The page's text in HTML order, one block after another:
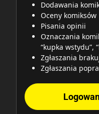
Dodawania
Oceny komiksów
Pisania opinii
Oznaczania
“kupka wstydu”,
Zgłaszania
Zgłaszania